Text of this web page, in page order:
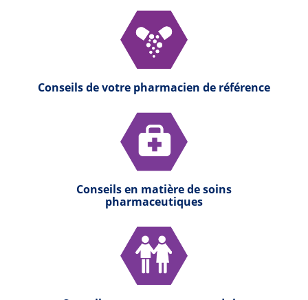
Conseils de votre pharmacien de référence
Conseils en matière de soins
pharmaceutiques